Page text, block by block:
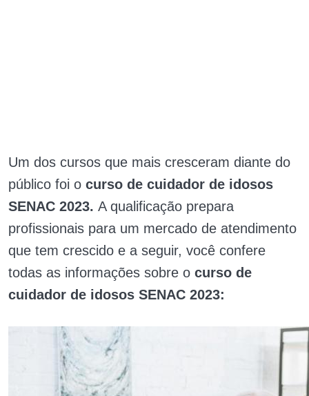
Um dos cursos que mais cresceram diante do
público foi o curso de cuidador de idosos
SENAC 2023. A qualificação prepara
profissionais para um mercado de atendimento
que tem crescido e a seguir, você confere
todas as informações sobre o curso de
cuidador de idosos SENAC 2023: